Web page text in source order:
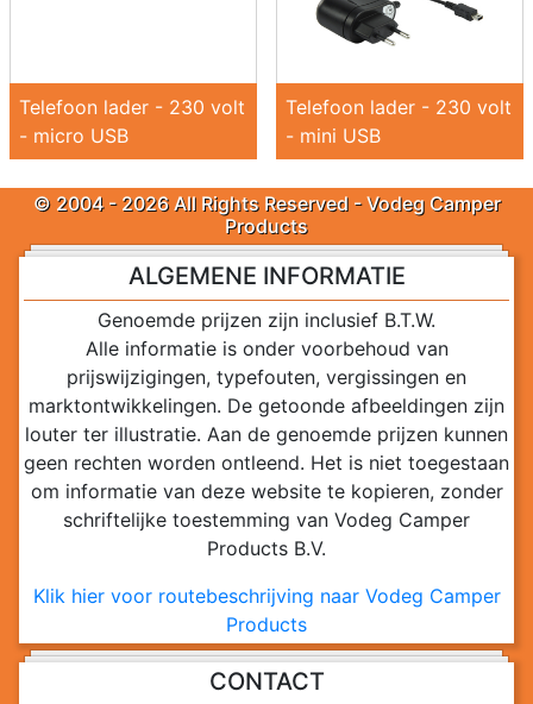
Telefoon lader - 230 volt
- micro USB
Telefoon lader - 230 volt
- mini USB
© 2004 - 2026 All Rights Reserved - Vodeg Camper
Products
ALGEMENE INFORMATIE
Genoemde prijzen zijn inclusief B.T.W.
Alle informatie is onder voorbehoud van
prijswijzigingen, typefouten, vergissingen en
marktontwikkelingen. De getoonde afbeeldingen zijn
louter ter illustratie. Aan de genoemde prijzen kunnen
geen rechten worden ontleend. Het is niet toegestaan
om informatie van deze website te kopieren, zonder
schriftelijke toestemming van Vodeg Camper
Products B.V.
Klik hier voor routebeschrijving naar Vodeg Camper
Products
CONTACT